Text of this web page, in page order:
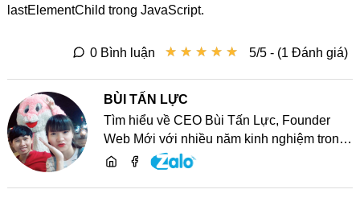
lastElementChild trong JavaScript.
★ ★ ★ ★ ★
★ ★ ★ ★ ★ 5/5 - (1 Đánh giá)
0 Bình luận
BÙI TẤN LỰC
Tìm hiểu về CEO Bùi Tấn Lực, Founder
Web Mới với nhiều năm kinh nghiệm trong
lĩnh vực phát triển website, SEO và chia sẻ